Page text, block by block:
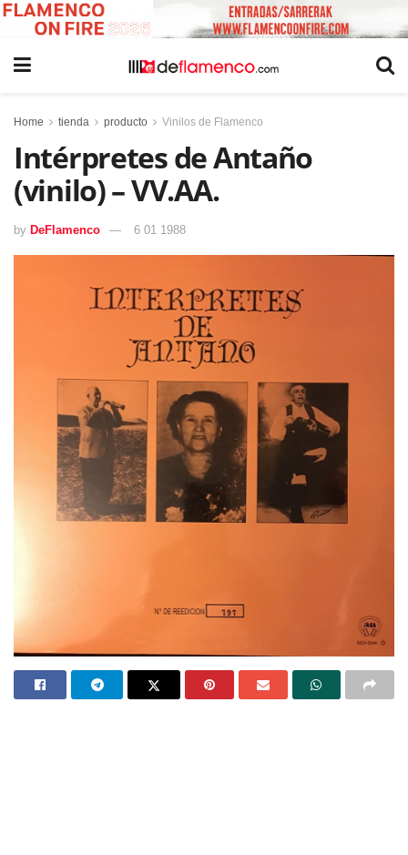
Home tienda producto Vinilos de Flamenco
Intérpretes de Antaño
(vinilo) – VV.AA.
by DeFlamenco 6 01 1988